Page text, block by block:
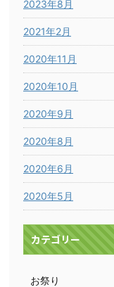
2023年8月
2021年2月
2020年11月
2020年10月
2020年9月
2020年8月
2020年6月
2020年5月
カテゴリー
お祭り